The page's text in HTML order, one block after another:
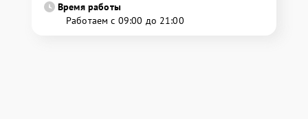
Время работы
Работаем с 09:00 до 21:00